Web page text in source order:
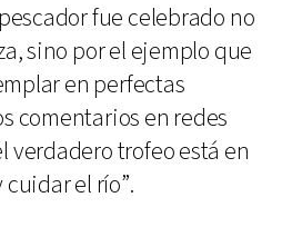
fue celebrado no
sino por el ejemplo que
en perfectas
comentarios en redes
verdadero trofeo está en
el río”.